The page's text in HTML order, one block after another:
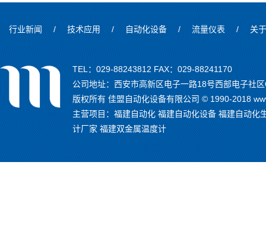
行业新闻 / 技术应用 / 自动化设备 / 流量仪表 / 关
TEL：029-88243812 FAX：029-88241170
公司地址：西安市高新区电子一路18号西部电子社
版权所有 佳盟自动化设备有限公司 © 1990-2018
主营项目： 福建自动化 福建自动化设备 福建自动化
计厂家 福建双金属温度计